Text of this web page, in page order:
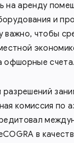
на аренду
и
важно, чтобы
офшорные счета.
комиссия по
в